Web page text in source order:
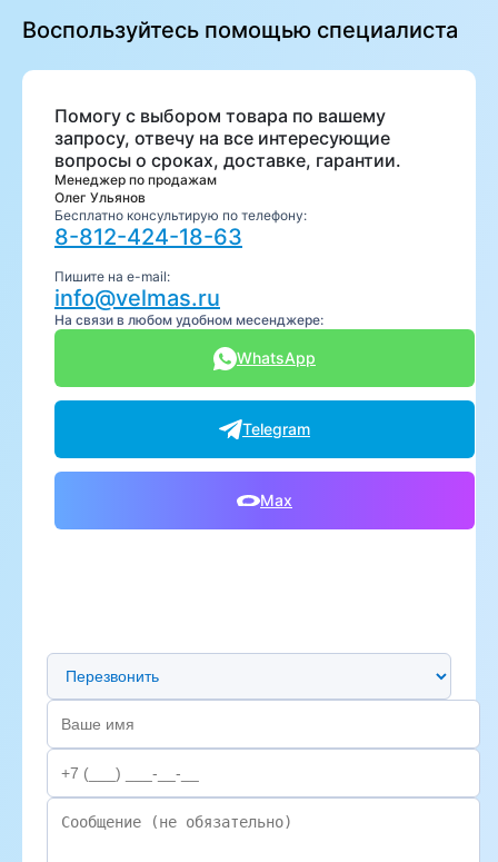
Воспользуйтесь помощью специалиста
Помогу с выбором товара по вашему
запросу, отвечу на все интересующие
вопросы о сроках, доставке, гарантии.
Менеджер по продажам
Олег Ульянов
Бесплатно консультирую по телефону:
8-812-424-18-63
Пишите на e-mail:
info@velmas.ru
На связи в любом удобном месенджере:
WhatsApp
Telegram
Max
Предпочтительный способ связи